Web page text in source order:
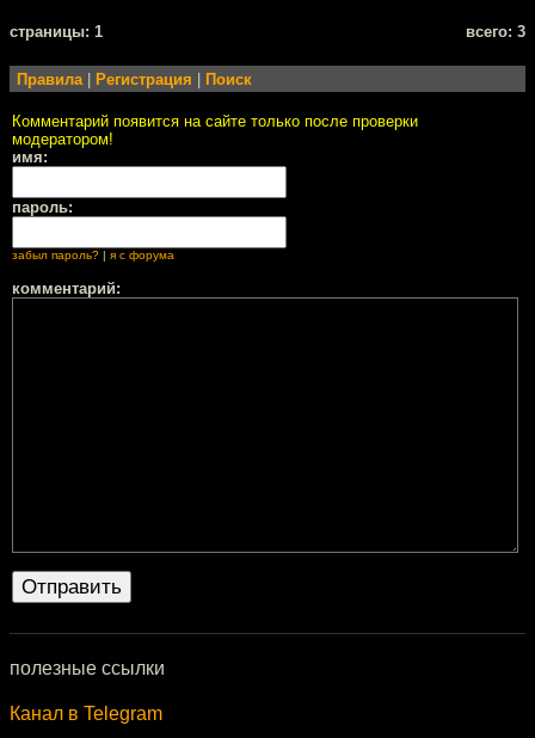
cтраницы: 1 всего: 3
Правила | Регистрация | Поиск
Комментарий появится на сайте только после проверки
модератором!
имя:
пароль:
забыл пароль? | я с форума
комментарий:
полезные ссылки
Канал в Telegram